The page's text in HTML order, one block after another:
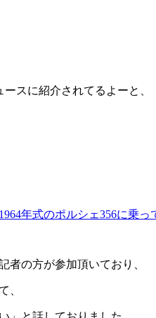
スに紹介されてるよーと、
年式のポルシェ356に乗
者の方が参加頂いており、
、